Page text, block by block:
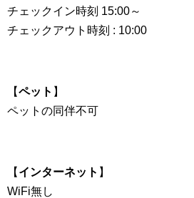
チェックイン時刻 15:00～
チェックアウト時刻 : 10:00
【ペット 】
ペットの同伴不可
【 インターネット 】
WiFi無し